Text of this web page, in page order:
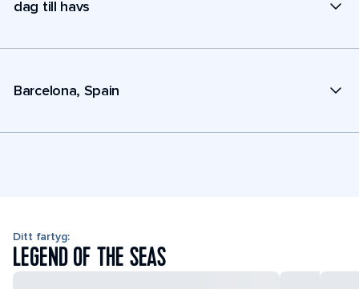
dag till havs
Barcelona, Spain
Ditt fartyg:
LEGEND OF THE SEAS